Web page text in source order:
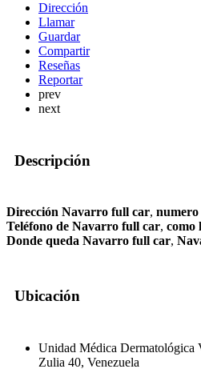
Dirección
Llamar
Guardar
Compartir
Reseñas
Reportar
prev
next
Descripción
Dirección Navarro full car,
Teléfono de Navarro full car, como
Donde queda Navarro full car,
Ubicación
Unidad Médica Dermatológica
Zulia 40, Venezuela